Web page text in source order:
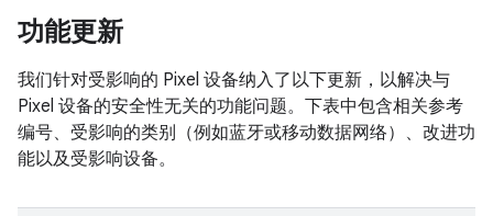
功能更新
我们针对受影响的 Pixel 设备纳入了以下更新，以解决与
Pixel 设备的安全性无关的功能问题。下表中包含相关参考
编号、受影响的类别（例如蓝牙或移动数据网络）、改进功
能以及受影响设备。